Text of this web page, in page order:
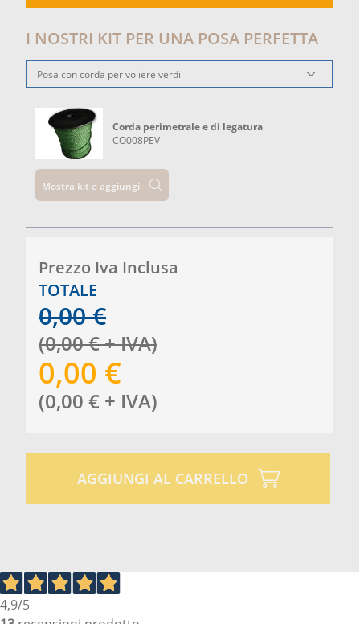
I NOSTRI KIT PER UNA POSA PERFETTA
Posa con corda per voliere verdi
Corda perimetrale e di legatura
CO008PEV
Mostra kit e aggiungi
Prezzo Iva Inclusa
TOTALE
0,00 €
(0,00€+ IVA)
0,00 €
(0,00 € + IVA)
AGGIUNGI AL CARRELLO
4,9/5